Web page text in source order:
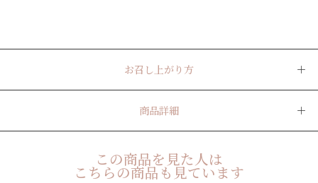
お召し上がり方
商品詳細
この商品を見た人は
こちらの商品も見ています